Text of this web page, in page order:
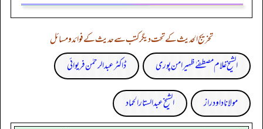
تخریج الحدیث کے تحت دیگر کتب سے حدیث کے فوائد و مسائل
الشیخ غلام مصطفےٰ ظہیر امن پوری
ڈاکٹر عبدالرحمٰن فریوائی
مولانا داود راز الشیخ عبدالستار الحماد